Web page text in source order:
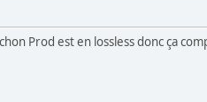
Prod est en lossless donc ça